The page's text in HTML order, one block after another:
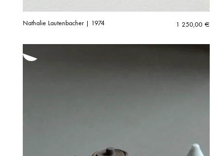
Nathalie Lautenbacher | 1974 1 250,00 €